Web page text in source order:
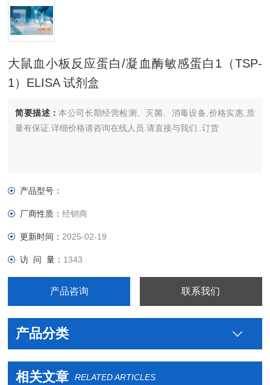
大鼠血小板反应蛋白/凝血酶敏感蛋白1（TSP-
1）ELISA 试剂盒
简要描述：本公司长期经营检测、灭菌、消毒设备,价格实惠,质
量有保证.详细价格请咨询在线人员.请直接与我们..订货
产品型号：
厂商性质：经销商
更新时间： 2025-02-19
访 问 量： 1343
产品咨询 联系我们
产品分类
相关文章 RELATED ARTICLES